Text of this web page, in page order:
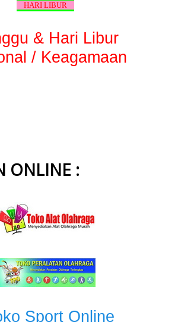
HARI LIBUR
& Hari Libur
/ Keagamaan
ONLINE :